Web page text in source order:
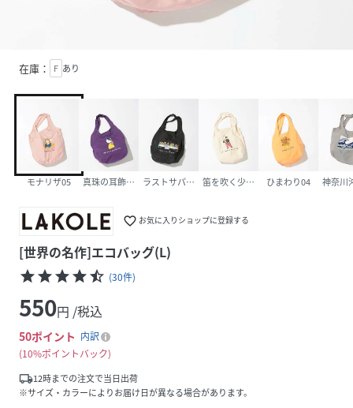
在庫： F あり
モナリザ05 真珠の耳飾り01ラストサパー02笛を吹く少年03 ひまわり04 神奈川
favorite_border お気に入りショップに登録する
[世界の名作]エコバッグ(L)
starstarstarstarstar_half (30件)
550円 /税込
50ポイント 内訳
10%ポイントバック
local_shipping12時までの注文で当日出荷
※サイズ・カラーによりお届け日が異なる場合があります。